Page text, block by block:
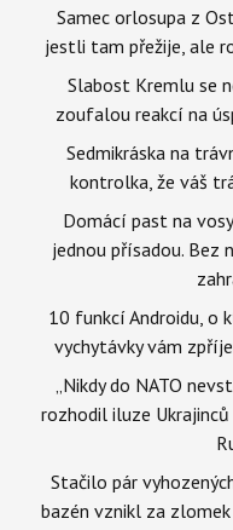
Samec orlosupa z
jestli tam přežije, ale
Slabost Kremlu se
zoufalou reakcí na
Sedmikráska na
kontrolka, že váš
Domácí past na
jednou přísadou. Bez
10 funkcí Androidu, o
vychytávky vám
„Nikdy do NATO
rozhodil iluze
Stačilo pár
bazén vznikl za